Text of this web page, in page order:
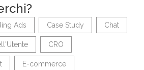
Ads Case Study Chat
CRO
E-commerce